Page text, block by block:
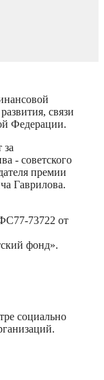
связи
Федерации.
за
- советского
премии
Гаврилова.
73722 от
фонд».
социально